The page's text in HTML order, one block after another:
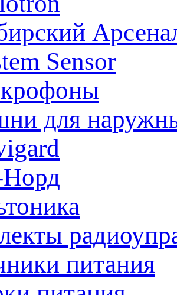
Sensor
для
питания